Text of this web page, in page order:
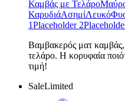
Καμβάς με Τελάρο
ΚαρυδιάΑσημίΛευκό
1Placeholder 2
Bαμβακερός ματ καμβάς,
τελάρο. Η κορυφαία
τιμή!
SaleLimited